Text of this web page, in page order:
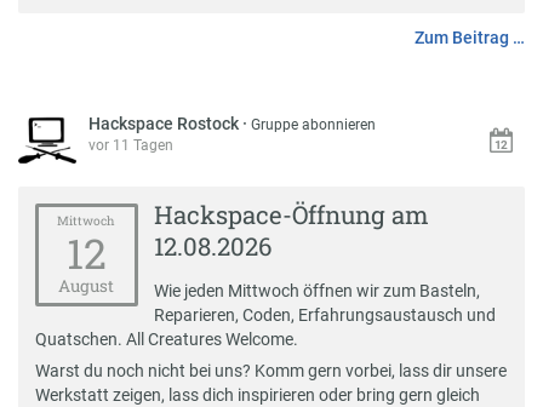
Zum Beitrag …
Hackspace Rostock ·Gruppe abonnieren
vor 11 Tagen
Mittwoch
12
August
Hackspace-Öffnung am
12.08.2026
Wie jeden Mittwoch öffnen wir zum Basteln,
Reparieren, Coden, Erfahrungsaustausch und
Quatschen. All Creatures Welcome.
Warst du noch nicht bei uns? Komm gern vorbei, lass dir unsere
Werkstatt zeigen, lass dich inspirieren oder bring gern gleich